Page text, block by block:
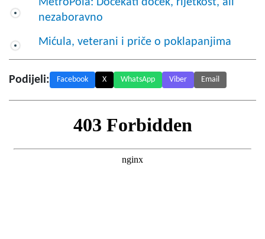
nezaboravno
Mićula, veterani i priče o poklapanjima
Podijeli: Facebook X WhatsApp Viber Email